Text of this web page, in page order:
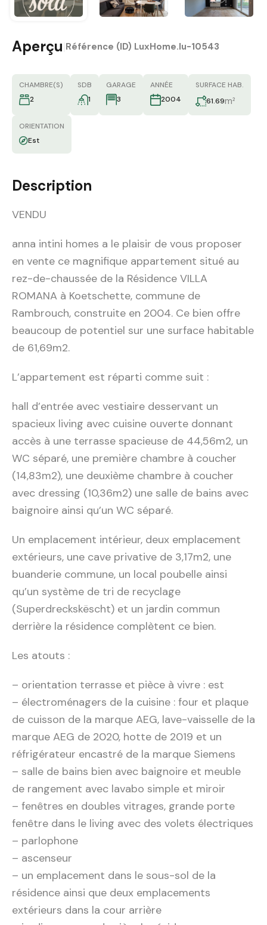
Aperçu Référence (ID) LuxHome.lu-10543
CHAMBRE(S)
2
SDB
1
GARAGE
3
ANNÉE
2004
SURFACE HAB.
61.69m²
ORIENTATION
Est
Description
VENDU
anna intini homes a le plaisir de vous proposer
en vente ce magnifique appartement situé au
rez-de-chaussée de la Résidence VILLA
ROMANA à Koetschette, commune de
Rambrouch, construite en 2004. Ce bien offre
beaucoup de potentiel sur une surface habitable
de 61,69m2.
L’appartement est réparti comme suit :
hall d’entrée avec vestiaire desservant un
spacieux living avec cuisine ouverte donnant
accès à une terrasse spacieuse de 44,56m2, un
WC séparé, une première chambre à coucher
(14,83m2), une deuxième chambre à coucher
avec dressing (10,36m2) une salle de bains avec
baignoire ainsi qu’un WC séparé.
Un emplacement intérieur, deux emplacement
extérieurs, une cave privative de 3,17m2, une
buanderie commune, un local poubelle ainsi
qu’un système de tri de recyclage
(Superdreckskëscht) et un jardin commun
derrière la résidence complètent ce bien.
Les atouts :
– orientation terrasse et pièce à vivre : est
– électroménagers de la cuisine : four et plaque
de cuisson de la marque AEG, lave-vaisselle de la
marque AEG de 2020, hotte de 2019 et un
réfrigérateur encastré de la marque Siemens
– salle de bains bien avec baignoire et meuble
de rangement avec lavabo simple et miroir
– fenêtres en doubles vitrages, grande porte
fenêtre dans le living avec des volets électriques
– parlophone
– ascenseur
– un emplacement dans le sous-sol de la
résidence ainsi que deux emplacements
extérieurs dans la cour arrière